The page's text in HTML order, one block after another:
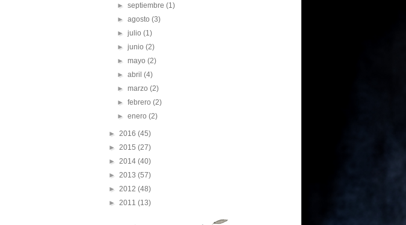
►septiembre(1)
►agosto(3)
►julio(1)
►junio(2)
►mayo(2)
►abril(4)
►marzo(2)
►febrero(2)
►enero(2)
► 2016 (45)
► 2015 (27)
► 2014 (40)
► 2013 (57)
► 2012 (48)
► 2011 (13)